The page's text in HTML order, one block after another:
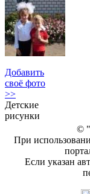
Добавить
своё фото
>>
Детские
рисунки
© "
При
Если указан